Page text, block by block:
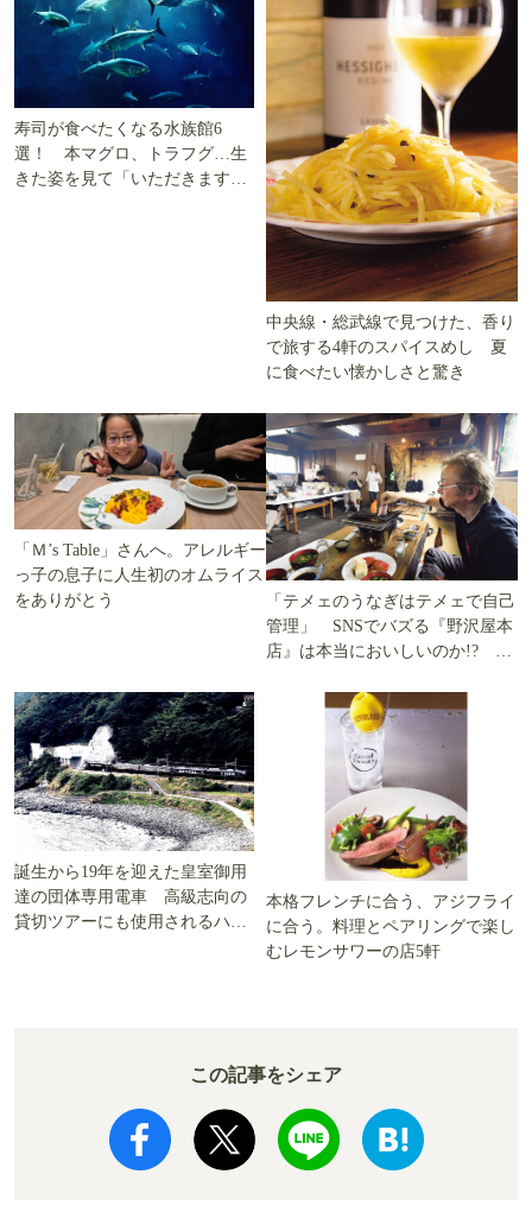
寿司が食べたくなる水族館6
選！ 本マグロ、トラフグ…生
きた姿を見て「いただきます」
中央線・総武線で見つけた、香り
で旅する4軒のスパイスめし 夏
に食べたい懐かしさと驚き
「Ｍ’s Table」さんへ。アレルギー
っ子の息子に人生初のオムライス
をありがとう
「テメェのうなぎはテメェで自己
管理」 SNSでバズる『野沢屋本
店』は本当においしいのか!? い
誕生から19年を迎えた皇室御用
達の団体専用電車 高級志向の
貸切ツアーにも使用されるハイ
本格フレンチに合う、アジフライ
に合う。料理とペアリングで楽し
むレモンサワーの店5軒
この記事をシェア